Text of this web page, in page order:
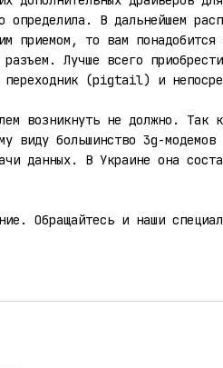
В дальнейшем
приемом, то вам понадобится
Лучше всего
переходник (pigtail) и
возникнуть не должно.
виду большинство 3g-
данных. В Украине она
Обращайтесь и наши